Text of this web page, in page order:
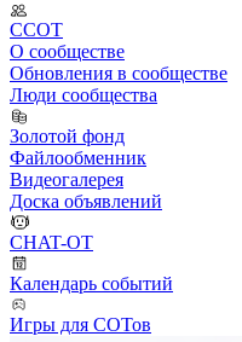
ССОТ
О сообществе
Обновления в сообществе
Люди сообщества
Золотой фонд
Файлообменник
Видеогалерея
Доска объявлений
CHAT-OT
Календарь событий
Игры для СОТов